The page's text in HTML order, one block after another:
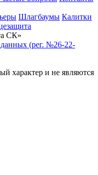
Шлагбаумы Калитки
СК»
(рег. №26-22-
характер и не являются